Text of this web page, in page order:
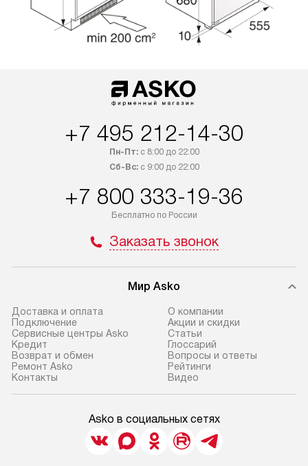
+7 495 212-14-30
Пн-Пт:с 8:00 до 22:00
Сб-Вс:с 9:00 до 22:00
+7 800 333-19-36
Бесплатно по России
Заказать звонок
Мир Asko
Доставка и оплата
Подключение
Сервисные центры Asko
Кредит
Возврат и обмен
Ремонт Asko
Контакты
О компании
Акции и скидки
Статьи
Глоссарий
Вопросы и ответы
Рейтинги
Видео
Asko в социальных сетях